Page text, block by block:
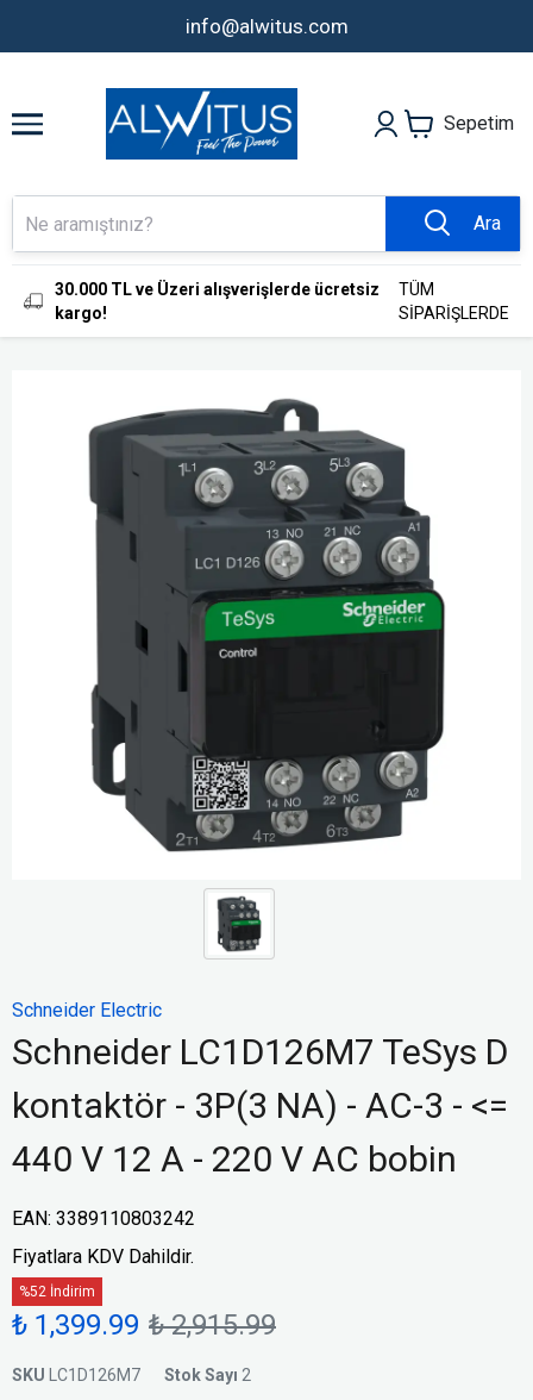
info@alwitus.com
Sepetim
Ara
30.000 TL ve Üzeri alışverişlerde ücretsiz
kargo!
TÜM
SİPARİŞLERDE
Schneider Electric
Schneider LC1D126M7 TeSys D
kontaktör - 3P(3 NA) - AC-3 - <=
440 V 12 A - 220 V AC bobin
EAN: 3389110803242
Fiyatlara KDV Dahildir.
%52 İndirim
₺ 1,399.99 ₺ 2,915.99
SKU LC1D126M7 Stok Sayı 2